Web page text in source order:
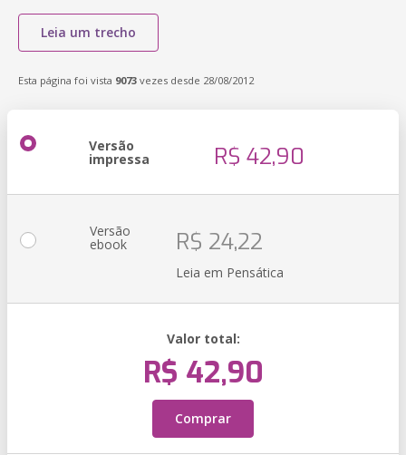
Leia um trecho
Esta página foi vista 9073 vezes desde 28/08/2012
Versão
impressa R$ 42,90
Versão
ebook R$ 24,22
Leia em Pensática
Valor total:
R$ 42,90
Comprar